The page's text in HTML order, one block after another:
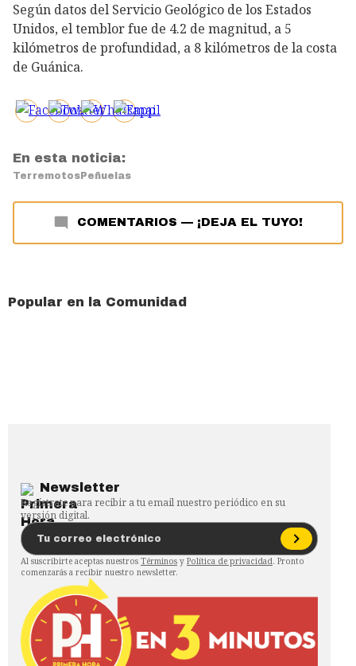
Según datos del Servicio Geológico de los Estados
Unidos, el temblor fue de 4.2 de magnitud, a 5
kilómetros de profundidad, a 8 kilómetros de la costa
de Guánica.
En esta noticia:
Terremotos Peñuelas
COMENTARIOS — ¡DEJA EL TUYO!
Popular en la Comunidad
Newsletter
Regístrate para recibir a tu email nuestro periódico en su
versión digital.
Al suscribirte aceptas nuestros Términos y Política de privacidad. Pronto
comenzarás a recibir nuestro newsletter.